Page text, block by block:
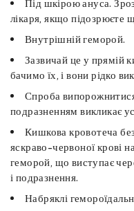
Під шкірою ануса.
лікаря, якщо підозрюєте
Внутрішній геморой.
Зазвичай це у прямій
бачимо їх, і вони рідко
Спроба
подразненням викликає
Кишкова кровотеча
яскраво-червоної крові
геморой, що виступає
і подразнення.
Набряклі